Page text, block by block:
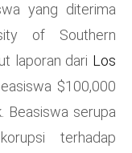
yang diterima
of Southern
laporan dari Los
$100,000
Beasiswa serupa
terhadap